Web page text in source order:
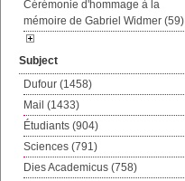
Cérémonie d'hommage à la
mémoire de Gabriel Widmer (59)
Subject
Dufour (1458)
Mail (1433)
Étudiants (904)
Sciences (791)
Dies Academicus (758)